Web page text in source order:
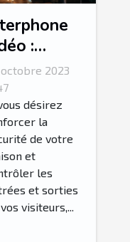
:
son
?
2023
désirez
la
de votre
et
les
et sorties
visiteurs,...